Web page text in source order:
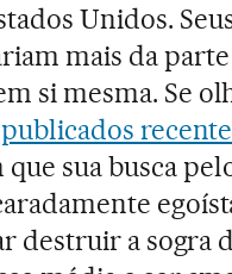
Unidos.
mais da
si mesma. Se
sua busca
destruir a sogra